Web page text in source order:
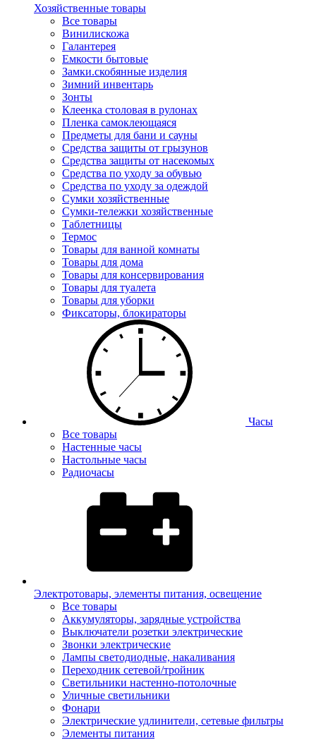
Хозяйственные товары
Все товары
Винилискожа
Галантерея
Емкости бытовые
Замки.скобянные изделия
Зимний инвентарь
Зонты
Клеенка столовая в рулонах
Пленка самоклеющаяся
Предметы для бани и сауны
Средства защиты от грызунов
Средства защиты от насекомых
Средства по уходу за обувью
Средства по уходу за одеждой
Сумки хозяйственные
Сумки-тележки хозяйственные
Таблетницы
Термос
Товары для ванной комнаты
Товары для дома
Товары для консервирования
Товары для туалета
Товары для уборки
Фиксаторы, блокираторы
Часы
Все товары
Настенные часы
Настольные часы
Радиочасы
Электротовары, элементы питания, освещение
Все товары
Аккумуляторы, зарядные устройства
Выключатели розетки электрические
Звонки электрические
Лампы светодиодные, накаливания
Переходник сетевой/тройник
Светильники настенно-потолочные
Уличные светильники
Фонари
Электрические удлинители, сетевые фильтры
Элементы питания